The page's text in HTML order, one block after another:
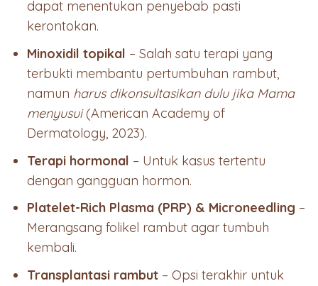
dapat menentukan penyebab pasti
kerontokan.
Minoxidil topikal – Salah satu terapi yang
terbukti membantu pertumbuhan rambut,
namun harus dikonsultasikan dulu jika Mama
menyusui(American Academy of
Dermatology, 2023).
Terapi hormonal – Untuk kasus tertentu
dengan gangguan hormon.
Platelet-Rich Plasma (PRP) & Microneedling –
Merangsang folikel rambut agar tumbuh
kembali.
Transplantasi rambut – Opsi terakhir untuk